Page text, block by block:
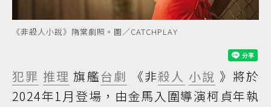
《非殺人小說》隋棠劇照。圖／CATCHPLAY
犯罪 推理 旗艦台劇 《非殺人 小說 》將於
2024年1月登場，由金馬入圍導演柯貞年執